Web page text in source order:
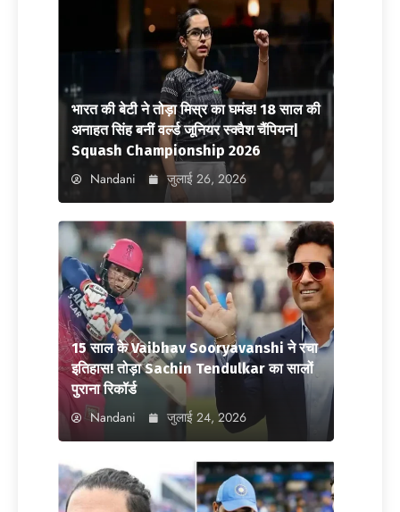
भारत की बेटी ने तोड़ा मिस्र का घमंड! 18 साल की
अनाहत सिंह बनीं वर्ल्ड जूनियर स्क्वैश चैंपियन|
Squash Championship 2026
Nandani जुलाई 26, 2026
15 साल के Vaibhav Sooryavanshi ने रचा
इतिहास! तोड़ा Sachin Tendulkar का सालों
पुराना रिकॉर्ड
Nandani जुलाई 24, 2026